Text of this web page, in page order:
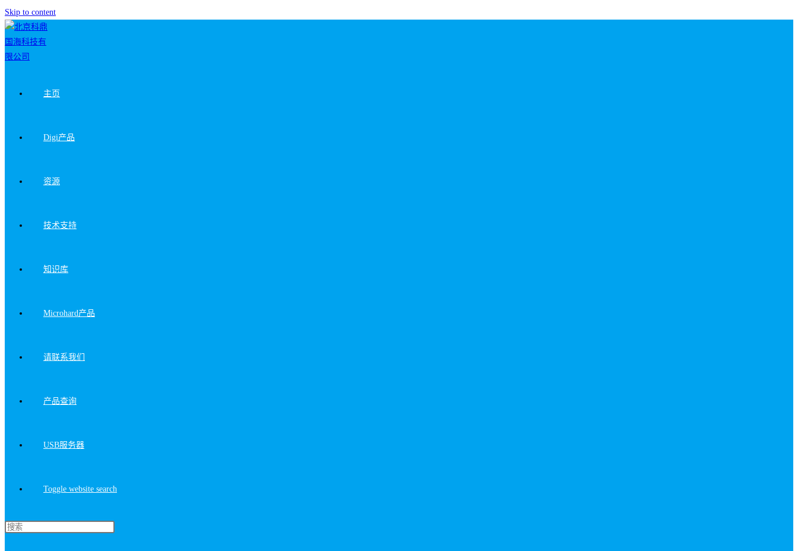
Skip to content
主页
Digi产品
资源
技术支持
知识库
Microhard产品
请联系我们
产品查询
USB服务器
Toggle website search